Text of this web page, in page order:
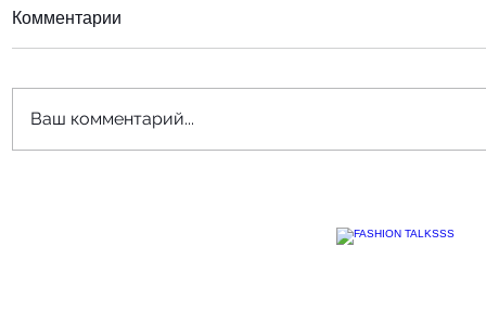
Комментарии
Ваш комментарий...